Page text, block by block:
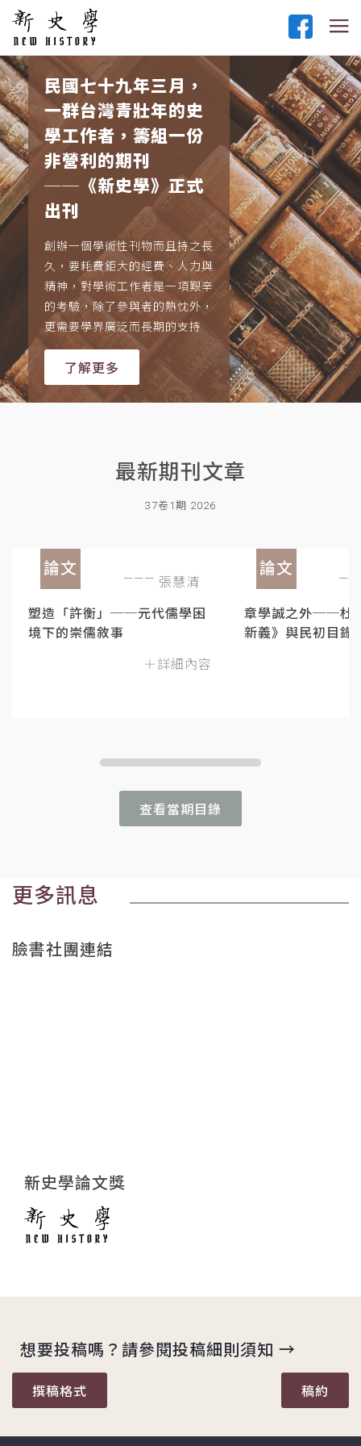
民國七十九年三月，
一群台灣青壯年的史
學工作者，籌組一份
非營利的期刊
──《新史學》正式
出刊
創辦一個學術性刊物而且持之長
久，要耗費鉅大的經費、人力與
精神，對學術工作者是一項艱辛
的考驗，除了參與者的熱忱外，
更需要學界廣泛而長期的支持
了解更多
最新期刊文章
37卷1期 2026
論文
張慧清
塑造「許衡」──元代儒學困
境下的崇儒敘事
＋詳細內容
論文
章學誠之外──杜
新義》與民初目錄
查看當期目錄
更多訊息
臉書社團連結
新史學論文獎
想要投稿嗎？請參閱投稿細則須知 →
撰稿格式 稿約